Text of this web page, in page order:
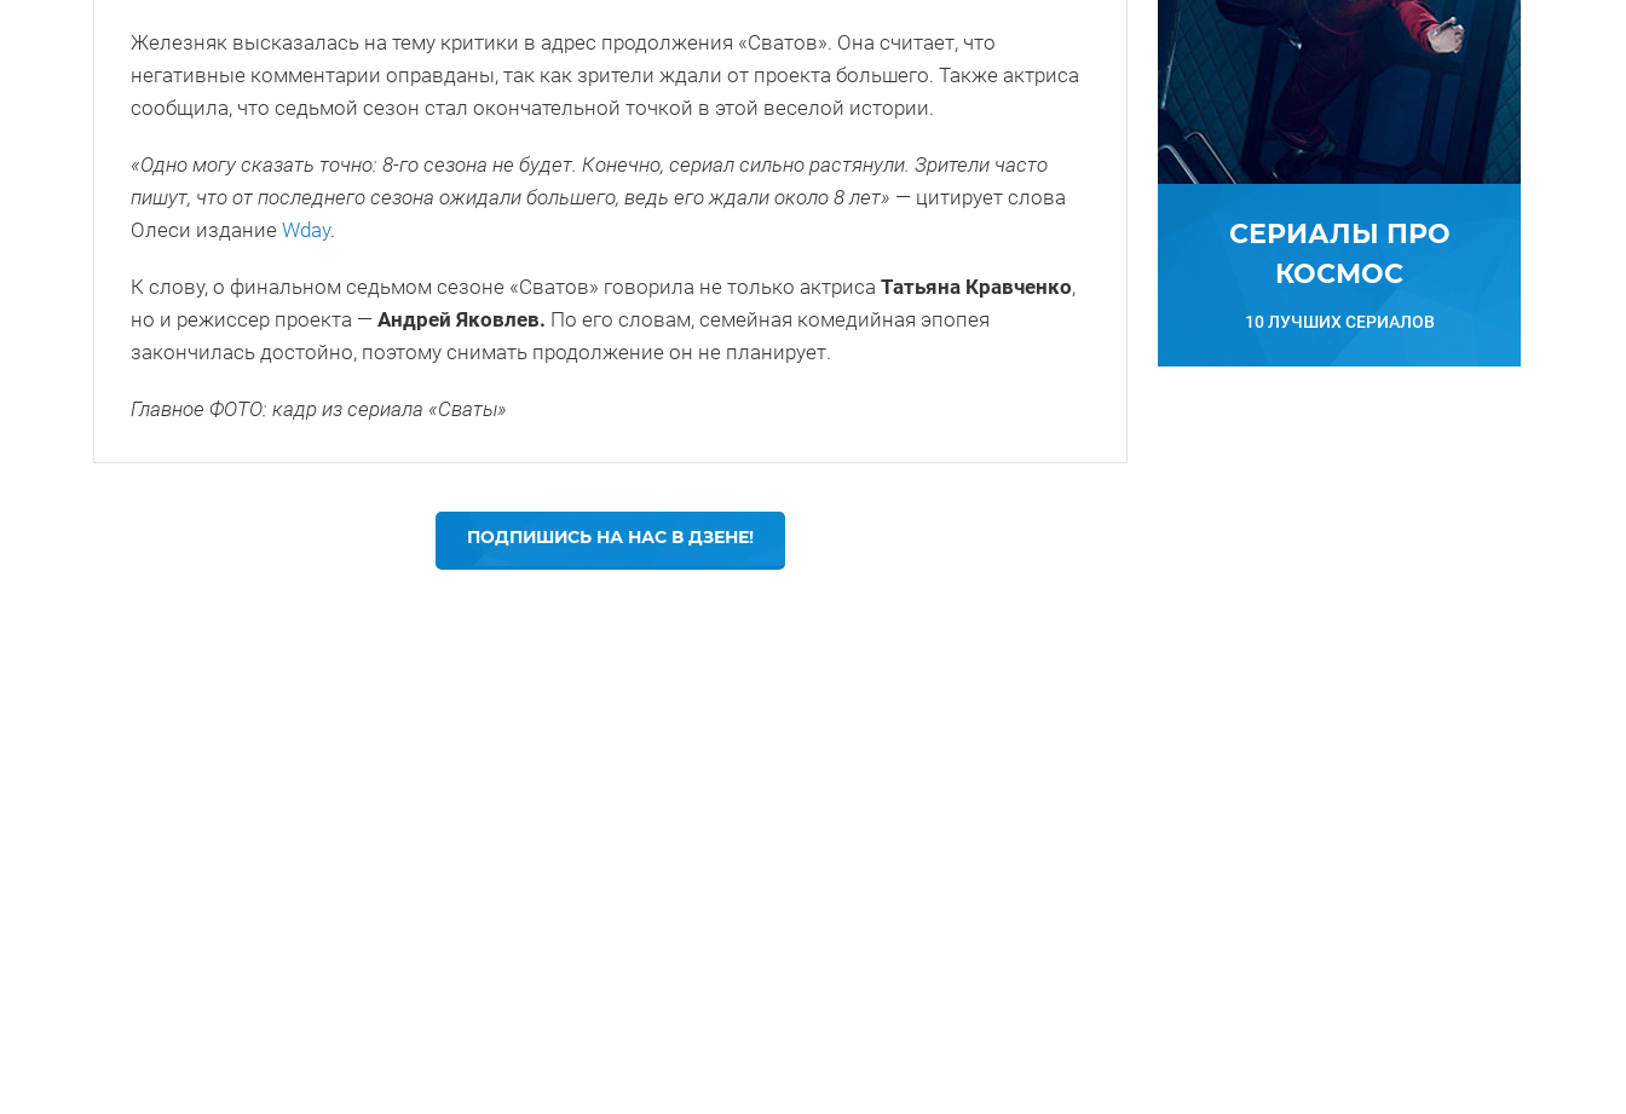
Железняк высказалась на тему критики в адрес продолжения «Сватов». Она считает, что
негативные комментарии оправданы, так как зрители ждали от проекта большего. Также актриса
сообщила, что седьмой сезон стал окончательной точкой в этой веселой истории.
«Одно могу сказать точно: 8-го сезона не будет. Конечно, сериал сильно растянули. Зрители часто
пишут, что от последнего сезона ожидали большего, ведь его ждали около 8 лет» — цитирует слова
Олеси издание Wday.
К слову, о финальном седьмом сезоне «Сватов» говорила не только актриса Татьяна Кравченко,
но и режиссер проекта — Андрей Яковлев. По его словам, семейная комедийная эпопея
закончилась достойно, поэтому снимать продолжение он не планирует.
Главное ФОТО: кадр из сериала «Сваты»
ПОДПИШИСЬ НА НАС В ДЗЕНЕ!
СЕРИАЛЫ ПРО
КОСМОС
10 ЛУЧШИХ СЕРИАЛОВ